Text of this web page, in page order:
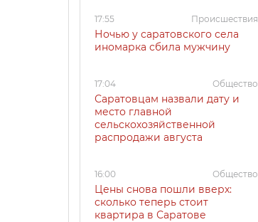
17:55 Происшествия
Ночью у саратовского села
иномарка сбила мужчину
17:04 Общество
Саратовцам назвали дату и
место главной
сельскохозяйственной
распродажи августа
16:00 Общество
Цены снова пошли вверх:
сколько теперь стоит
квартира в Саратове